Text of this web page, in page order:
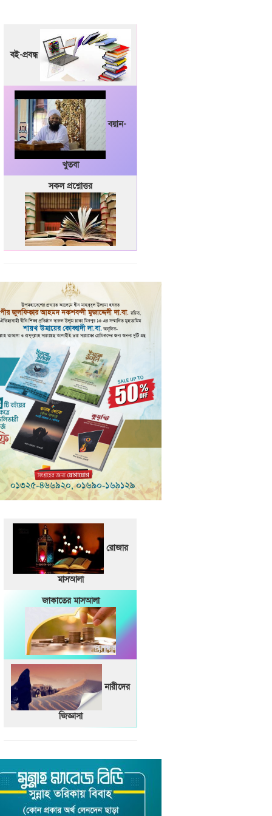
বই-প্রবন্ধ
বয়ান-
খুতবা
সকল প্রশ্নোত্তর
রোজার
মাসআলা
জাকাতের মাসআলা
নারীদের
জিজ্ঞাসা